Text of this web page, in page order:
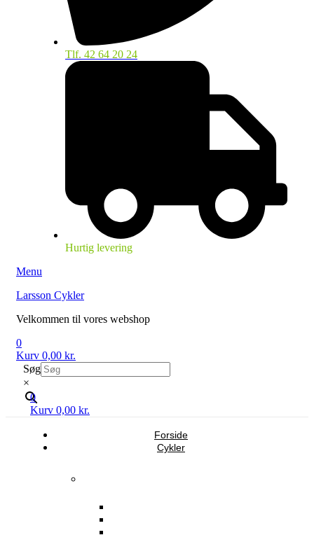
Tlf. 42 64 20 24
Hurtig levering
Menu
Larsson Cykler
Velkommen til vores webshop
0
Kurv 0,00 kr.
Søg
×
0
Kurv 0,00 kr.
Forside
Cykler